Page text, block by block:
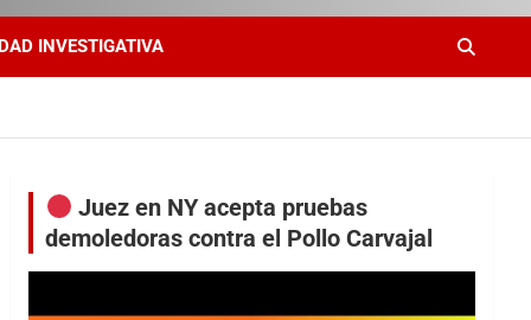
INVESTIGATIVA
Juez en NY acepta pruebas
demoledoras contra el Pollo Carvajal